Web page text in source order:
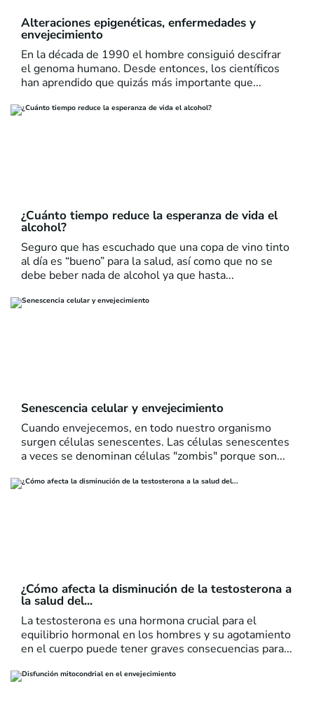
Alteraciones epigenéticas, enfermedades y
envejecimiento
En la década de 1990 el hombre consiguió descifrar
el genoma humano. Desde entonces, los científicos
han aprendido que quizás más importante que...
¿Cuánto tiempo reduce la esperanza de vida el
alcohol?
Seguro que has escuchado que una copa de vino tinto
al día es “bueno” para la salud, así como que no se
debe beber nada de alcohol ya que hasta...
Senescencia celular y envejecimiento
Cuando envejecemos, en todo nuestro organismo
surgen células senescentes. Las células senescentes
a veces se denominan células "zombis" porque son...
¿Cómo afecta la disminución de la testosterona a
la salud del...
La testosterona es una hormona crucial para el
equilibrio hormonal en los hombres y su agotamiento
en el cuerpo puede tener graves consecuencias para...